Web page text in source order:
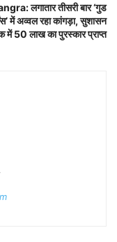
लगातार तीसरी बार ‘गुड
में अव्वल रहा कांगड़ा, सुशासन
में 50 लाख का पुरस्कार प्राप्त